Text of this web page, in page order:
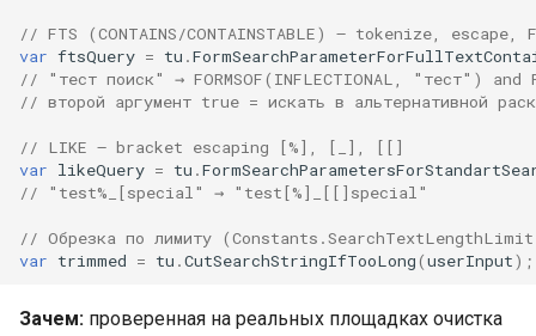
// FTS (CONTAINS/CONTAINSTABLE) — tokenize, escape,
var ftsQuery = tu .
// "тест поиск" → FORMSOF(INFLECTIONAL, "тест") and
// второй аргумент true = искать в альтернативной
// LIKE — bracket escaping [%], [_], [[]
var likeQuery = tu .
// "test%_[special" → "test[%]_[[]special"
// Обрезка по лимиту
var trimmed = tu .CutSearchStringIfTooLong(userInput);
Зачем: проверенная на реальных площадках очистка